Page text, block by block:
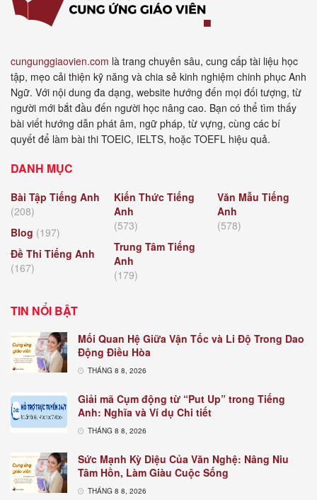
cungunggiaovien.com là trang chuyên sâu, cung cấp tài liệu học
tập, mẹo cải thiện kỹ năng và chia sẻ kinh nghiệm chinh phục Anh
Ngữ. Với nội dung đa dạng, website hướng đến mọi đối tượng, từ
người mới bắt đầu đến người học nâng cao. Bạn có thể tìm thấy
bài viết hướng dẫn phát âm, ngữ pháp, từ vựng, cùng các bí
quyết để làm bài thi TOEIC, IELTS, hoặc TOEFL hiệu quả.
DANH MỤC
Bài Tập Tiếng Anh
(208)
Blog (197)
Đề Thi Tiếng Anh
(167)
Kiến Thức Tiếng
Anh
(573)
Trung Tâm Tiếng
Anh
(179)
Văn Mẫu Tiếng
Anh
(578)
TIN NỔI BẬT
Mối Quan Hệ Giữa Vận Tốc và Li Độ Trong Dao
Động Điều Hòa
THÁNG 8 8, 2026
Giải mã Cụm động từ “Put Up” trong Tiếng
Anh: Nghĩa và Ví dụ Chi tiết
THÁNG 8 8, 2026
Sức Mạnh Kỳ Diệu Của Văn Nghệ: Nâng Niu
Tâm Hồn, Làm Giàu Cuộc Sống
THÁNG 8 8, 2026